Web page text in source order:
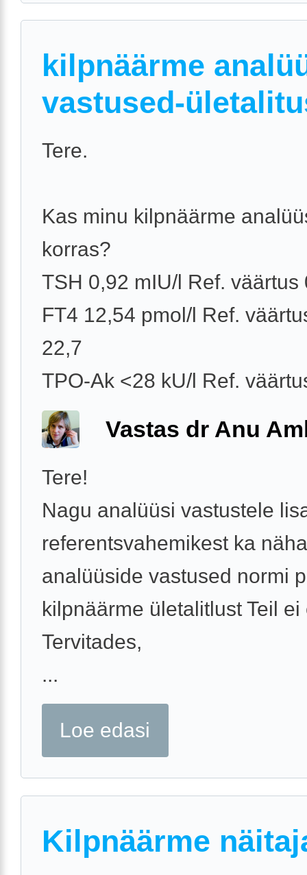
kilpnäärme
vastused-
Tere.
Kas minu kilpnäärme
korras?
TSH 0,92 mIU/l Ref. väärtus
FT4 12,54 pmol/l Ref.
22,7
TPO-Ak <28 kU/l Ref.
Vastas dr Anu
Tere!
Nagu analüüsi vastustele
referentsvahemikest ka
analüüside vastused normi
kilpnäärme ületalitlust Teil ei
Tervitades,
...
Loe edasi
Kilpnäärme